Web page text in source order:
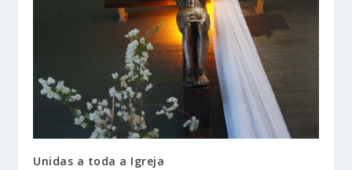
Unidas a toda a Igreja